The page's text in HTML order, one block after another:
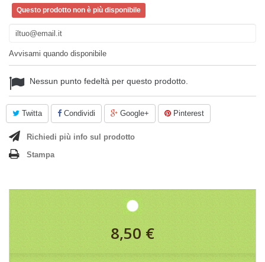
Questo prodotto non è più disponibile
Avvisami quando disponibile
Nessun punto fedeltà per questo prodotto.
Twitta Condividi Google+ Pinterest
Richiedi più info sul prodotto
Stampa
8,50 €